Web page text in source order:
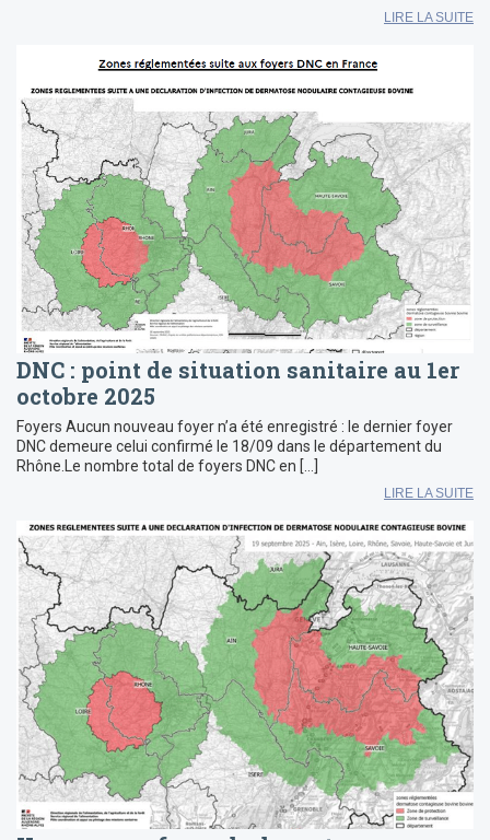
LIRE LA SUITE
DNC : point de situation sanitaire au 1er
octobre 2025
Foyers Aucun nouveau foyer n’a été enregistré : le dernier foyer
DNC demeure celui confirmé le 18/09 dans le département du
Rhône.Le nombre total de foyers DNC en […]
LIRE LA SUITE